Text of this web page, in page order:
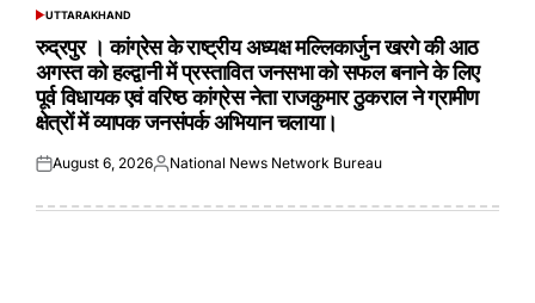
POSTED
UTTARAKHAND
रुद्रपुर । कांग्रेस के राष्ट्रीय अध्यक्ष मल्लिकार्जुन खरगे की आठ
अगस्त को हल्द्वानी में प्रस्तावित जनसभा को सफल बनाने के लिए
पूर्व विधायक एवं वरिष्ठ कांग्रेस नेता राजकुमार ठुकराल ने ग्रामीण
क्षेत्रों में व्यापक जनसंपर्क अभियान चलाया।
Posted
August 6, 2026Posted
National News Network Bureau